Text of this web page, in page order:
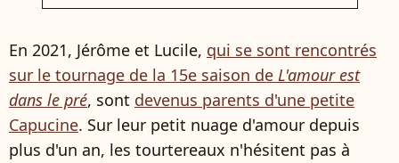
En 2021, Jérôme et Lucile, qui se sont rencontrés
sur le tournage de la 15e saison de L'amour est
dans le pré, sont devenus parents d'une petite
Capucine. Sur leur petit nuage d'amour depuis
plus d'un an, les tourtereaux n'hésitent pas à